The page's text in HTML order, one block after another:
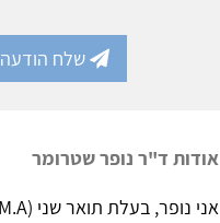
שלח הודעה
אודות ד"ר נופר שטרומר